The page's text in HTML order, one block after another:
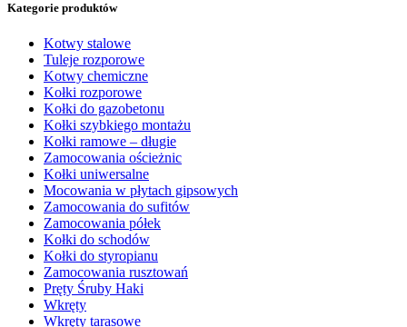
Kategorie produktów
Kotwy stalowe
Tuleje rozporowe
Kotwy chemiczne
Kołki rozporowe
Kołki do gazobetonu
Kołki szybkiego montażu
Kołki ramowe – długie
Zamocowania ościeżnic
Kołki uniwersalne
Mocowania w płytach gipsowych
Zamocowania do sufitów
Zamocowania półek
Kołki do schodów
Kołki do styropianu
Zamocowania rusztowań
Pręty Śruby Haki
Wkręty
Wkręty tarasowe